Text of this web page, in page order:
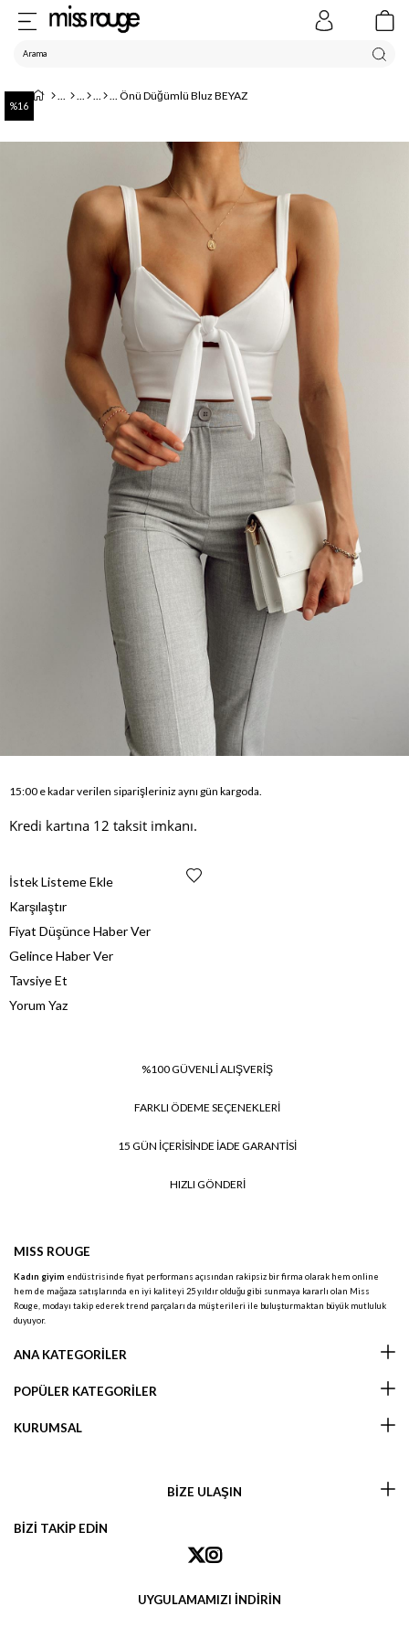
Önü Düğümlü Bluz BEYAZ
16
15:00 e kadar verilen siparişleriniz aynı gün kargoda.
Kredi kartına 12 taksit imkanı.
İstek Listeme Ekle
Karşılaştır
Fiyat Düşünce Haber Ver
Gelince Haber Ver
Tavsiye Et
Yorum Yaz
%100 GÜVENLİ ALIŞVERİŞ
FARKLI ÖDEME SEÇENEKLERİ
15 GÜN İÇERİSİNDE İADE GARANTİSİ
HIZLI GÖNDERİ
MISS ROUGE
Kadın giyim endüstrisinde fiyat performans açısından rakipsiz bir firma olarak hem online
hem de mağaza satışlarında en iyi kaliteyi 25 yıldır olduğu gibi sunmaya kararlı olan Miss
Rouge, modayı takip ederek trend parçaları da müşterileri ile buluşturmaktan büyük mutluluk
duyuyor.
ANA KATEGORİLER
POPÜLER KATEGORİLER
KURUMSAL
BİZE ULAŞIN
BİZİ TAKİP EDİN
UYGULAMAMIZI İNDİRİN